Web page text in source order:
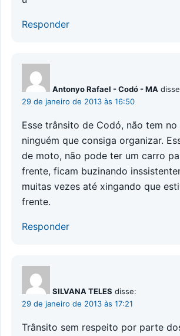
Responder
Antonyo Rafael - Codó - MA
29 de janeiro de 2013 às 16:50
Esse trânsito de Codó, não tem no
ninguém que consiga organizar.
de moto, não pode ter um carro
frente, ficam buzinando
muitas vezes até xingando que
frente.
Responder
SILVANA TELES disse:
29 de janeiro de 2013 às 17:21
Trânsito sem respeito por parte